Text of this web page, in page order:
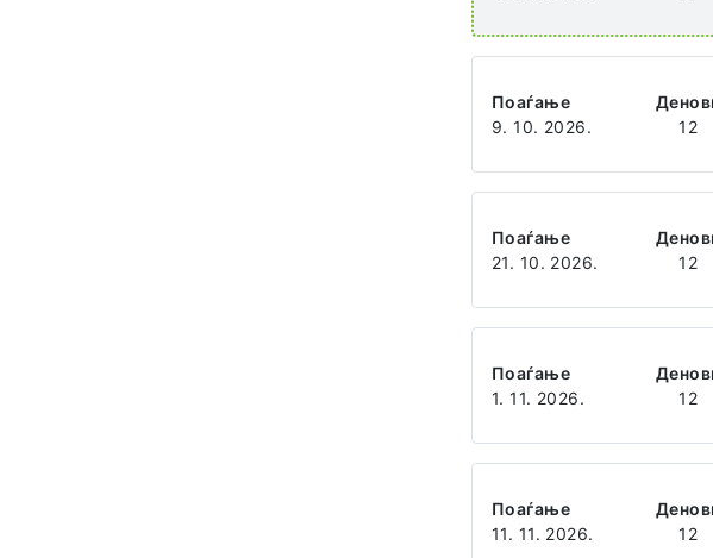
Поаѓање
9. 10. 2026.
12
Поаѓање
21. 10. 2026.
12
Поаѓање
1. 11. 2026.
12
Поаѓање
11. 11. 2026.
12